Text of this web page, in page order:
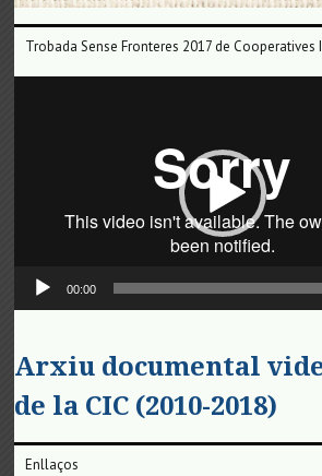
Trobada Sense Fronteres 2017 de Cooperatives
00:00
Arxiu documental
de la CIC (2010-2018)
Enllaços